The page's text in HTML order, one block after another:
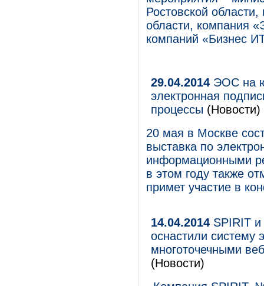
Ростовской
области, компания
компаний «Бизнес
29.04.2014 ЭОС на
электронная
процессы (Новости)
20 мая в Москве
выставка по
информационными
в этом году также
примет участие в
14.04.2014 SPIRIT
оснастили систему
многоточечными
(Новости)